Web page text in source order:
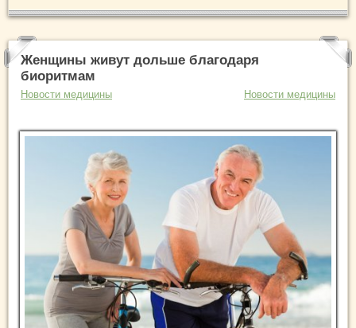
Женщины живут дольше благодаря
биоритмам
Новости медицины Новости медицины